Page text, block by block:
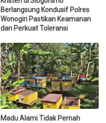
Berlangsung Kondusif Polres
Wonogiri Pastikan Keamanan
dan Perkuat Toleransi
Madu Alami Tidak Pernah